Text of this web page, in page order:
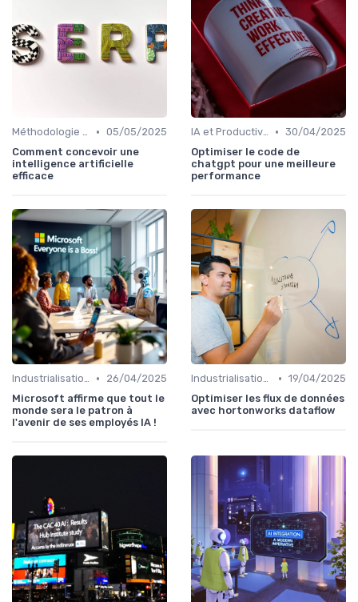
Méthodologie de déploiement IA • 05/05/2025
Comment concevoir une
intelligence artificielle
efficace
IA et Productivité • 30/04/2025
Optimiser le code de
chatgpt pour une meilleure
performance
Industrialisation des process par IA •
26/04/2025
Microsoft affirme que tout le
monde sera le patron à
l'avenir de ses employés IA !
Industrialisation des process par IA • 19/04/2025
Optimiser les flux de données
avec hortonworks dataflow